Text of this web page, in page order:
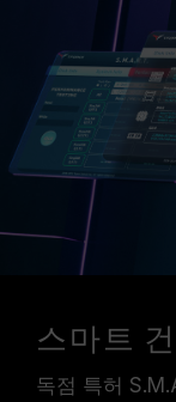
스마트
독점 특허